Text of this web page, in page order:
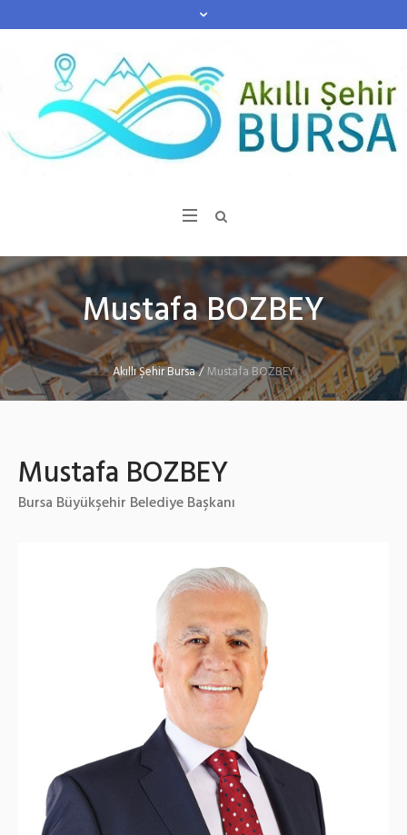
Mustafa BOZBEY
Akıllı Şehir Bursa/Mustafa BOZBEY
Mustafa BOZBEY
Bursa Büyükşehir Belediye Başkanı